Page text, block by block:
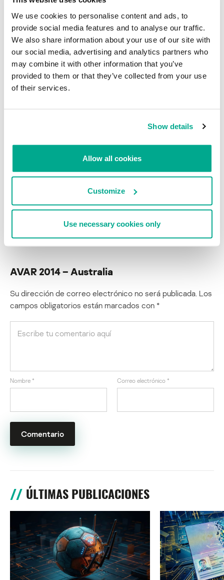
We use cookies to personalise content and ads, to
provide social media features and to analyse our traffic.
We also share information about your use of our site with
our social media, advertising and analytics partners who
may combine it with other information that you’ve
provided to them or that they’ve collected from your use
of their services.
Show details
Allow all cookies
Customize
Use necessary cookies only
escenario y sacudieron el lugar.
Por último, pero no menos importante, también se tuvo la
oportunidad de apreciar el paisaje de la ciudad y la vida silvestre en
un ameno paseo.
en 2015, en Vietnam.
http://www.avar2014.com/ehome/index.php?eventid=83858&
AVAR 2014 – Australia
Su dirección de correo electrónico no será publicada. Los
campos obligatorios están marcados con *
Nombre * Correo electrónico *
ÚLTIMAS PUBLICACIONES